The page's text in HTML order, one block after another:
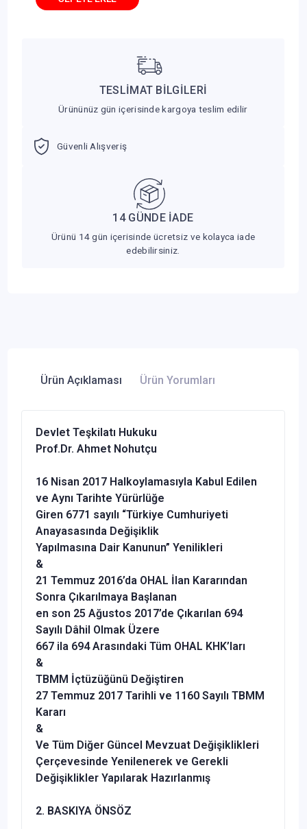
TESLİMAT BİLGİLERİ
Ürününüz gün içerisinde kargoya teslim edilir
Güvenli Alışveriş
14 GÜNDE İADE
Ürünü 14 gün içerisinde ücretsiz ve kolayca iade
edebilirsiniz.
Ürün Açıklaması Ürün Yorumları
Devlet Teşkilatı Hukuku
Prof.Dr. Ahmet Nohutçu
16 Nisan 2017 Halkoylamasıyla Kabul Edilen
ve Aynı Tarihte Yürürlüğe
Giren 6771 sayılı “Türkiye Cumhuriyeti
Anayasasında Değişiklik
Yapılmasına Dair Kanunun” Yenilikleri
&
21 Temmuz 2016’da OHAL İlan Kararından
Sonra Çıkarılmaya Başlanan
en son 25 Ağustos 2017’de Çıkarılan 694
Sayılı Dâhil Olmak Üzere
667 ila 694 Arasındaki Tüm OHAL KHK’ları
&
TBMM İçtüzüğünü Değiştiren
27 Temmuz 2017 Tarihli ve 1160 Sayılı TBMM
Kararı
&
Ve Tüm Diğer Güncel Mevzuat Değişiklikleri
Çerçevesinde Yenilenerek ve Gerekli
Değişiklikler Yapılarak Hazırlanmış
2. BASKIYA ÖNSÖZ